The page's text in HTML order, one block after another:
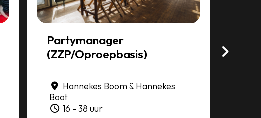
Partymanager
(ZZP/Oproepbasis)
Hannekes Boom & Hannekes
Boot
16 - 38 uur